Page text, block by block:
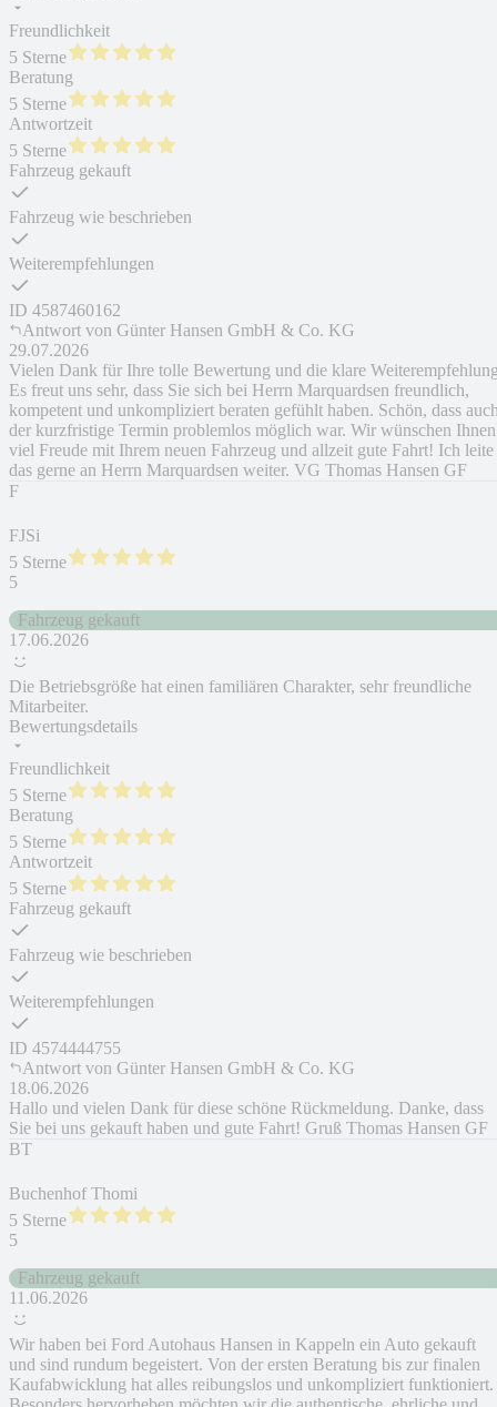
Freundlichkeit
5 Sterne
Beratung
5 Sterne
Antwortzeit
5 Sterne
Fahrzeug gekauft
Fahrzeug wie beschrieben
Weiterempfehlungen
ID 4587460162
Antwort von Günter Hansen GmbH & Co. KG
29.07.2026
Vielen Dank für Ihre tolle Bewertung und die klare
Es freut uns sehr, dass Sie sich bei Herrn Marquardsen freundlich,
kompetent und unkompliziert beraten gefühlt haben. Schön, dass
der kurzfristige Termin problemlos möglich war. Wir wünschen Ihnen
viel Freude mit Ihrem neuen Fahrzeug und allzeit gute Fahrt! Ich leite
das gerne an Herrn Marquardsen weiter. VG Thomas Hansen GF
F
FJSi
5 Sterne
5
Fahrzeug gekauft
17.06.2026
Die Betriebsgröße hat einen familiären Charakter, sehr freundliche
Mitarbeiter.
Bewertungsdetails
Freundlichkeit
5 Sterne
Beratung
5 Sterne
Antwortzeit
5 Sterne
Fahrzeug gekauft
Fahrzeug wie beschrieben
Weiterempfehlungen
ID 4574444755
Antwort von Günter Hansen GmbH & Co. KG
18.06.2026
Hallo und vielen Dank für diese schöne Rückmeldung. Danke, dass
Sie bei uns gekauft haben und gute Fahrt! Gruß Thomas Hansen GF
BT
Buchenhof Thomi
5 Sterne
5
Fahrzeug gekauft
11.06.2026
Wir haben bei Ford Autohaus Hansen in Kappeln ein Auto gekauft
und sind rundum begeistert. Von der ersten Beratung bis zur finalen
Kaufabwicklung hat alles reibungslos und unkompliziert funktioniert.